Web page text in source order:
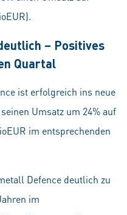
– Positives
Quartal
ist erfolgreich ins neue
Umsatz um 24% auf
im entsprechenden
Defence deutlich zu
im